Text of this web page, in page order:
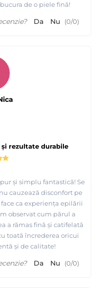
si beneficiati de
gratie unei experiente
acum toate tutorialele
site despre MAYSTAR
!
de o piele fină!
Da Nu (0/0)
și rezultate durabile
și simplu fantastică! Se
cauzează disconfort pe
ca experiența epilării
observat cum părul a
a rămas fină și catifelată
toată încrederea oricui
și de calitate!
Da Nu (0/0)